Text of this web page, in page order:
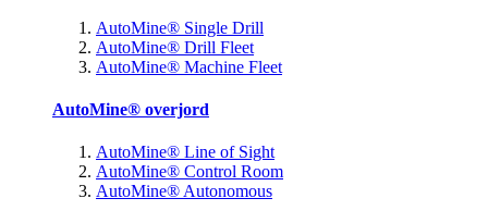
AutoMine® Single Drill
AutoMine® Drill Fleet
AutoMine® Machine Fleet
AutoMine® overjord
AutoMine® Line of Sight
AutoMine® Control Room
AutoMine® Autonomous